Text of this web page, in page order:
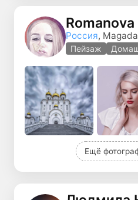
Россия,
Пейзаж
Ещё